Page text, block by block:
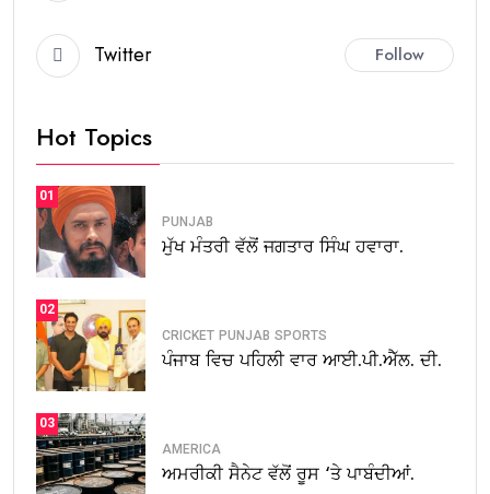
Twitter Follow
Hot Topics
01
PUNJAB
ਮੁੱਖ ਮੰਤਰੀ ਵੱਲੋਂ ਜਗਤਾਰ ਸਿੰਘ ਹਵਾਰਾ.
02
CRICKET PUNJAB SPORTS
ਪੰਜਾਬ ਵਿਚ ਪਹਿਲੀ ਵਾਰ ਆਈ.ਪੀ.ਐੱਲ. ਦੀ.
03
AMERICA
ਅਮਰੀਕੀ ਸੈਨੇਟ ਵੱਲੋਂ ਰੂਸ ‘ਤੇ ਪਾਬੰਦੀਆਂ.